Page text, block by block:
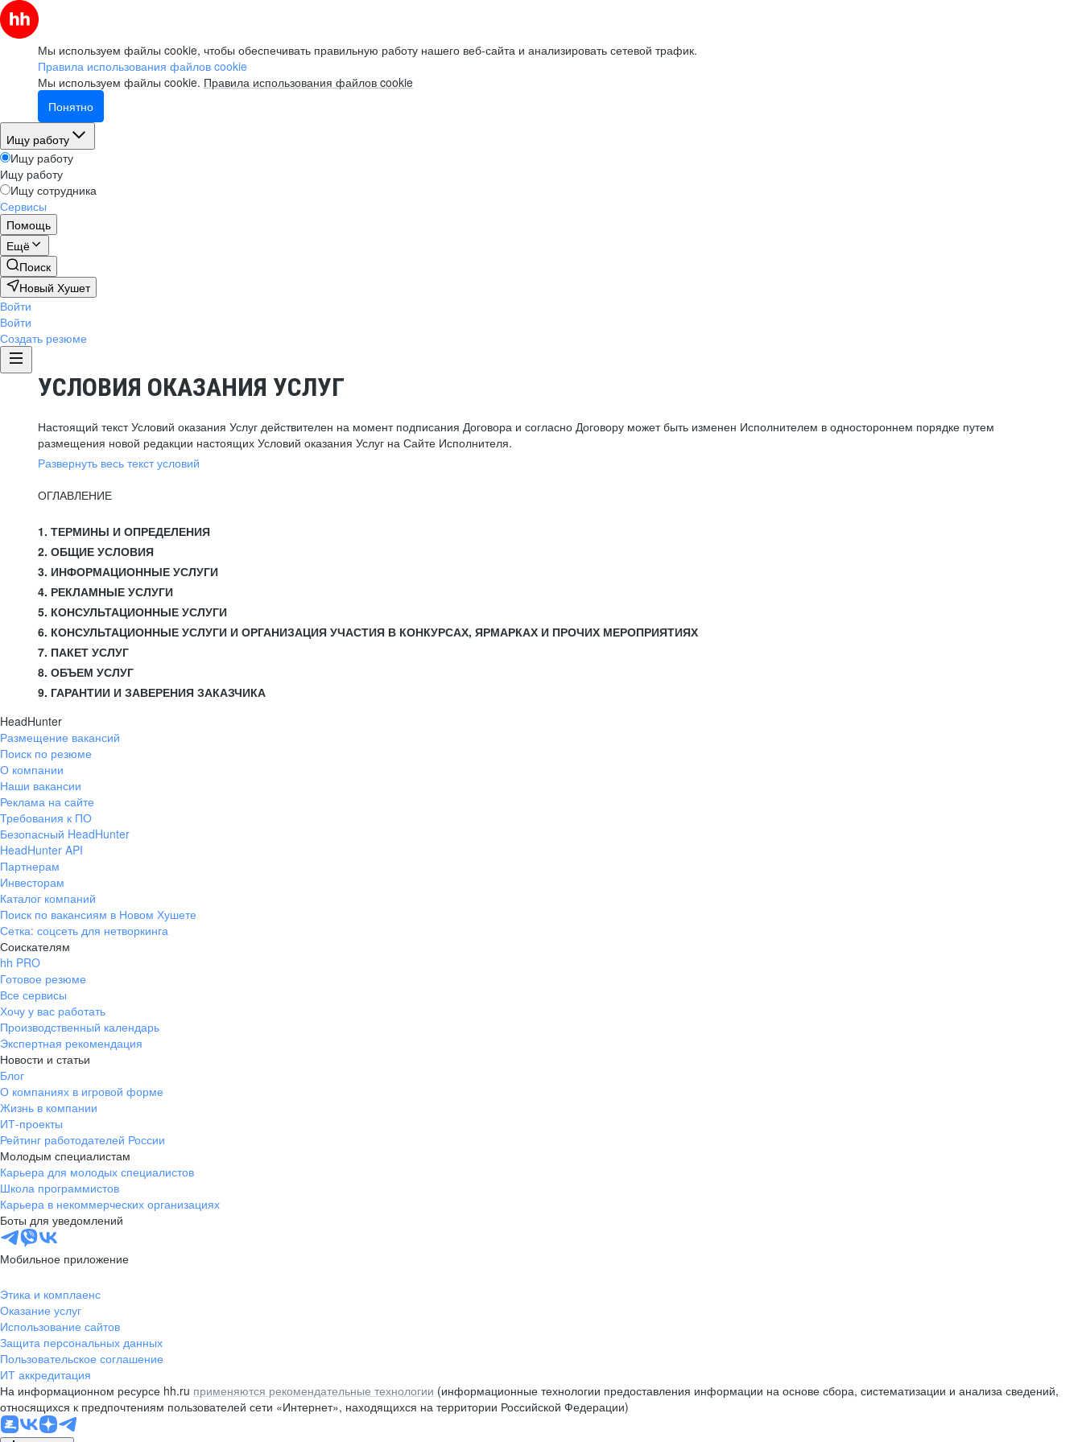
Мы используем файлы cookie, чтобы обеспечивать правильную работу нашего веб-сайта и анализировать сетевой трафик.
Правила использования файлов cookie
Мы используем файлы cookie. Правила использования файлов cookie
Понятно
Ищу работу
Ищу работу
Ищу работу
Ищу сотрудника
Сервисы
Помощь
Ещё
Поиск
Новый Хушет
Войти
Войти
Создать резюме
УСЛОВИЯ ОКАЗАНИЯ УСЛУГ
Настоящий текст Условий оказания Услуг действителен на момент подписания Договора и согласно Договору может быть изменен Исполнителем в одностороннем порядке путем
размещения новой редакции настоящих Условий оказания Услуг на Сайте Исполнителя.
Развернуть весь текст условий
ОГЛАВЛЕНИЕ
1. ТЕРМИНЫ И ОПРЕДЕЛЕНИЯ
2. ОБЩИЕ УСЛОВИЯ
3. ИНФОРМАЦИОННЫЕ УСЛУГИ
4. РЕКЛАМНЫЕ УСЛУГИ
5. КОНСУЛЬТАЦИОННЫЕ УСЛУГИ
6. КОНСУЛЬТАЦИОННЫЕ УСЛУГИ И ОРГАНИЗАЦИЯ УЧАСТИЯ В КОНКУРСАХ, ЯРМАРКАХ И ПРОЧИХ МЕРОПРИЯТИЯХ
7. ПАКЕТ УСЛУГ
8. ОБЪЕМ УСЛУГ
9. ГАРАНТИИ И ЗАВЕРЕНИЯ ЗАКАЗЧИКА
HeadHunter
Размещение вакансий
Поиск по резюме
О компании
Наши вакансии
Реклама на сайте
Требования к ПО
Безопасный HeadHunter
HeadHunter API
Партнерам
Инвесторам
Каталог компаний
Поиск по вакансиям в Новом Хушете
Сетка: соцсеть для нетворкинга
Соискателям
hh PRO
Готовое резюме
Все сервисы
Хочу у вас работать
Производственный календарь
Экспертная рекомендация
Новости и статьи
Блог
О компаниях в игровой форме
Жизнь в компании
ИТ-проекты
Рейтинг работодателей России
Молодым специалистам
Карьера для молодых специалистов
Школа программистов
Карьера в некоммерческих организациях
Боты для уведомлений
Мобильное приложение
Этика и комплаенс
Оказание услуг
Использование сайтов
Защита персональных данных
Пользовательское соглашение
ИТ аккредитация
На информационном ресурсе hh.ru применяются рекомендательные технологии (информационные технологии предоставления информации на основе сбора, систематизации и анализа сведений,
относящихся к предпочтениям пользователей сети «Интернет», находящихся на территории Российской Федерации)